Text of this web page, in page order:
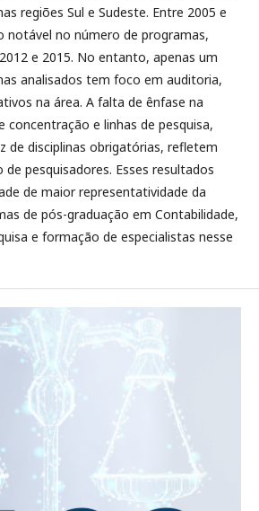
regiões Sul e Sudeste. Entre 2005 e
notável no número de programas,
e 2015. No entanto, apenas um
analisados tem foco em auditoria,
na área. A falta de ênfase na
concentração e linhas de pesquisa,
de disciplinas obrigatórias, refletem
pesquisadores. Esses resultados
de maior representatividade da
de pós-graduação em Contabilidade,
e formação de especialistas nesse